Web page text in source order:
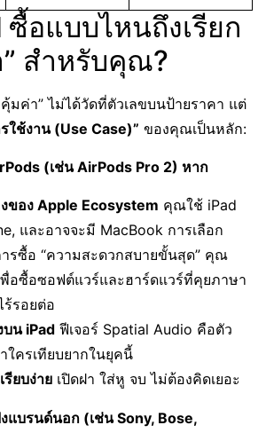
อแบบไหนถึงเรียก
สำหรับคุณ?
มค่า” ไม่ได้วัดที่ตัวเลขบนป้ายราคา แต่
ใช้งาน (Use Case)” ของคุณเป็นหลัก:
(เช่น AirPods Pro 2) หาก
ของ Apple Ecosystem คุณใช้ iPad
และอาจจะมี MacBook การเลือก
รซื้อ “ความสะดวกสบายขั้นสุด” คุณ
พื่อซื้อซอฟต์แวร์และฮาร์ดแวร์ที่คุยภาษา
ร้รอยต่อ
น iPad ฟีเจอร์ Spatial Audio คือตัว
ใครเทียบยากในยุคนี้
ยบง่าย เปิดฝา ใส่หู จบ ไม่ต้องคิดเยอะ
แบรนด์นอก (เช่น Sony, Bose,